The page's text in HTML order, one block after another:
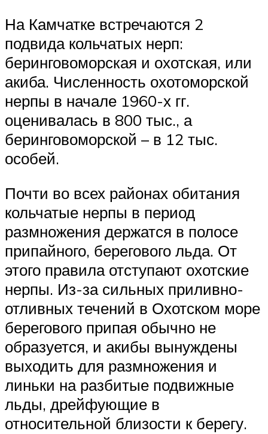
На Камчатке встречаются 2
подвида кольчатых нерп:
беринговоморская и охотская, или
акиба. Численность охотоморской
нерпы в начале 1960-х гг.
оценивалась в 800 тыс., а
беринговоморской – в 12 тыс.
особей.
Почти во всех районах обитания
кольчатые нерпы в период
размножения держатся в полосе
припайного, берегового льда. От
этого правила отступают охотские
нерпы. Из-за сильных приливно-
отливных течений в Охотском море
берегового припая обычно не
образуется, и акибы вынуждены
выходить для размножения и
линьки на разбитые подвижные
льды, дрейфующие в
относительной близости к берегу.